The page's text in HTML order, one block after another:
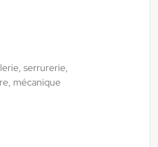
serrurerie,
mécanique
industrielle